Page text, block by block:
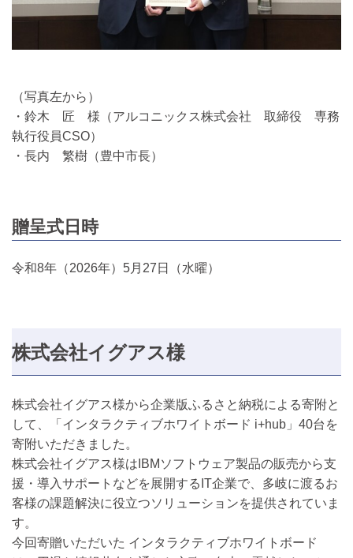
（写真左から）
・鈴木 匠 様（アルコニックス株式会社 取締役 専務
執行役員CSO）
・長内 繁樹（豊中市長）
贈呈式日時
令和8年（2026年）5月27日（水曜）
株式会社イグアス様
株式会社イグアス様から企業版ふるさと納税による寄附と
して、「インタラクティブホワイトボード i+hub」40台を
寄附いただきました。
株式会社イグアス様はIBMソフトウェア製品の販売から支
援・導入サポートなどを展開するIT企業で、多岐に渡るお
客様の課題解決に役立つソリューションを提供されていま
す。
今回寄贈いただいた インタラクティブホワイトボード